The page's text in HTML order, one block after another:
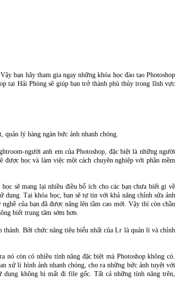
bạn hãy tham gia ngay những khóa học đào tạo Photoshop
tại Hải Phòng sẽ giúp bạn trở thành phù thủy trong lĩnh vực
quản lý hàng ngàn bức ảnh nhanh chóng.
người anh em của Photoshop, đặc biệt là những người
học và làm việc một cách chuyên nghiệp với phần mềm
sẽ mang lại nhiều điều bổ ích cho các bạn chưa biết gi về
Tại khóa học, bạn sẽ tự tin với khả năng chỉnh sửa ảnh
của bạn đã được nâng lên tầm cao mới. Vậy thì còn chần
biết trung tâm sớm hơn.
Bởi chức năng tiêu biểu nhất của Lr là quản lí và chỉnh
nó còn có nhiều tính năng đặc biệt mà Photoshop không có.
xử lí hình ảnh nhanh chóng, cho ra những bức ảnh tuyệt vời
không bị mất đi file gốc. Tất cả những tính năng trên,